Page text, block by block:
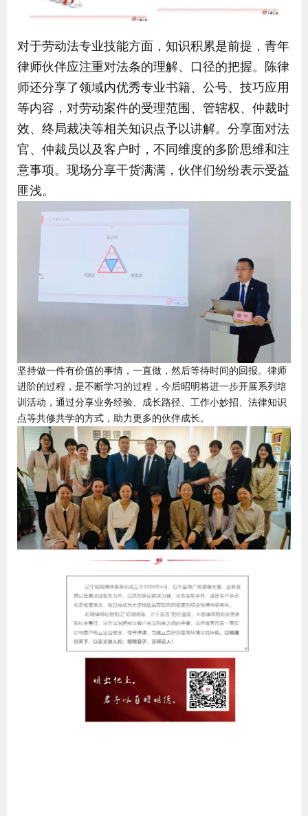
对于劳动法专业技能方面，知识积累是前提，青年
律师伙伴应注重对法条的理解、口径的把握。陈律
师还分享了领域内优秀专业书籍、公号、技巧应用
等内容，对劳动案件的受理范围、管辖权、仲裁时
效、终局裁决等相关知识点予以讲解。分享面对法
官、仲裁员以及客户时，不同维度的多阶思维和注
意事项。现场分享干货满满，伙伴们纷纷表示受益
匪浅。
坚持做一件有价值的事情，一直做，然后等待时间的回报。律师
进阶的过程，是不断学习的过程，今后昭明将进一步开展系列培
训活动，通过分享业务经验、成长路径、工作小妙招、法律知识
点等共修共学的方式，助力更多的伙伴成长。